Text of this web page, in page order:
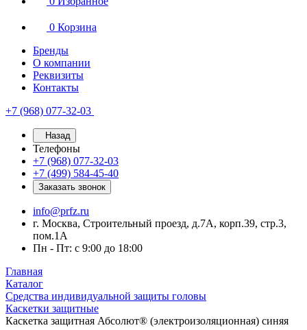
0 Корзина
Бренды
О компании
Реквизиты
Контакты
+7 (968) 077-32-03
Назад
Телефоны
+7 (968) 077-32-03
+7 (499) 584-45-40
Заказать звонок
info@prfz.ru
г. Москва, Строительный проезд, д.7А, корп.39, стр.3,
пом.1А
Пн - Пт: с 9:00 до 18:00
Главная
Каталог
Средства индивидуальной защиты головы
Каскетки защитные
Каскетка защитная Абсолют® (электроизоляционная) синяя